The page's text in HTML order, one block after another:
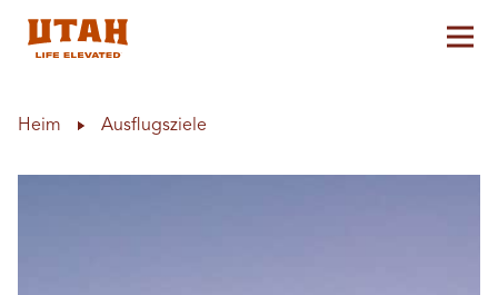
Heim Ausflugsziele